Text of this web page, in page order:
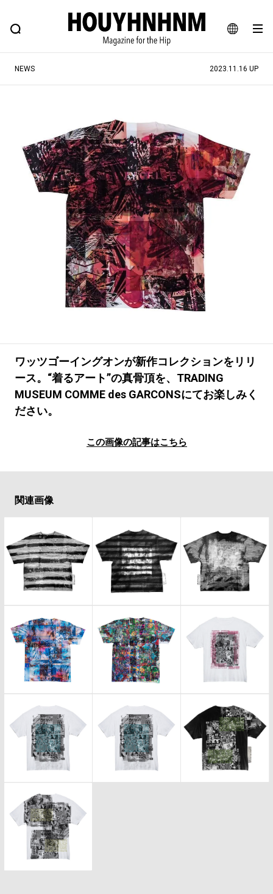
JA
EN
FEATURE BLOG SNAP
ヒップなファッション、カルチャー、ライフスタイルWEBマガジン
#SHOPPING ADDICT #憧れの逸品
#ESSENTIAL DESIGNS #古着サミット
#NEW VINTAGE #マイナーグッド図鑑
#路地裏てぃーん。 #MONTHLY JOURNAL
#GH 銘品の所以 #フイナムのYouTube
#Commune H #FOCUS IT #AH.H
#ととけん #FASHION #MUSIC #MOVIE
#LIFESTYLE #SNEAKER #OUTDOOR
#SPORTS #HANDSOME HANDBOOK
NEWS 2023.11.16 UP
ワッツゴーイングオンが新作コレクションをリリ
ース。“着るアート”の真骨頂を、TRADING
MUSEUM COMME des GARCONSにてお楽しみく
ださい。
この画像の記事はこちら
関連画像